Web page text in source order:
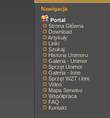
Nawigacja
Portal
Strona Główna
Download
Artykuły
Linki
Szukaj
Historia Unimoru
Galeria - Unimor
Sprzęt Unimor
Galeria - Inne
Sprzęt WZT i inni
Video
Mapa Serwisu
Współpraca
FAQ
Kontakt